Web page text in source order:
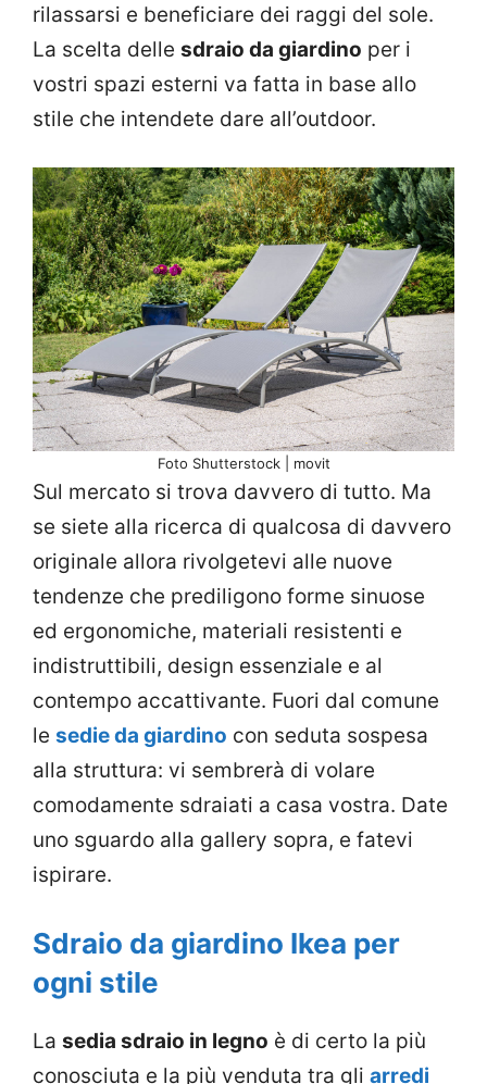
rilassarsi e beneficiare dei raggi del sole.
La scelta delle sdraio da giardino per i
vostri spazi esterni va fatta in base allo
stile che intendete dare all’outdoor.
Foto Shutterstock | movit
Sul mercato si trova davvero di tutto. Ma
se siete alla ricerca di qualcosa di davvero
originale allora rivolgetevi alle nuove
tendenze che prediligono forme sinuose
ed ergonomiche, materiali resistenti e
indistruttibili, design essenziale e al
contempo accattivante. Fuori dal comune
le sedie da giardino con seduta sospesa
alla struttura: vi sembrerà di volare
comodamente sdraiati a casa vostra. Date
uno sguardo alla gallery sopra, e fatevi
ispirare.
Sdraio da giardino Ikea per
ogni stile
La sedia sdraio in legno è di certo la più
conosciuta e la più venduta tra gli arredi